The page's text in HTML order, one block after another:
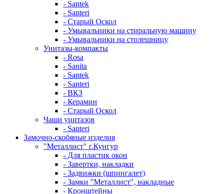
- Santek
- Santeri
- Старый Оскол
- Умывальники на стиральную машину
- Умывальники на столешницу
Унитазы-компакты
- Rosa
- Sanita
- Santek
- Santeri
- ВКЗ
- Керамин
- Старый Оскол
Чаши унитазов
- Santeri
Замочно-скобяные изделия
"Металлист" г.Кунгур
- Для пластик окон
- Завертки, накладки
- Задвижки (шпингалет)
- Замки "Металлист", накладные
- Кронштейны